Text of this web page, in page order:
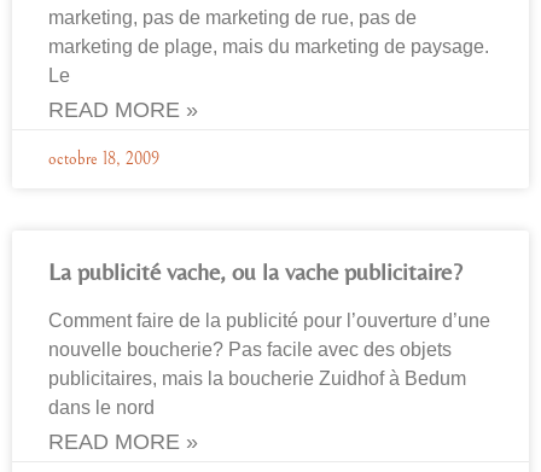
marketing, pas de marketing de rue, pas de
marketing de plage, mais du marketing de paysage.
Le
READ MORE »
octobre 18, 2009
La publicité vache, ou la vache publicitaire?
Comment faire de la publicité pour l’ouverture d’une
nouvelle boucherie? Pas facile avec des objets
publicitaires, mais la boucherie Zuidhof à Bedum
dans le nord
READ MORE »